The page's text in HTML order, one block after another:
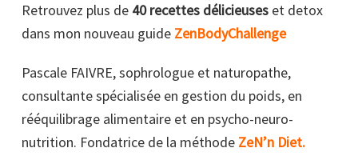
Retrouvez plus de 40 recettes délicieuses et detox
dans mon nouveau guide ZenBodyChallenge
Pascale FAIVRE, sophrologue et naturopathe,
consultante spécialisée en gestion du poids, en
rééquilibrage alimentaire et en psycho-neuro-
nutrition. Fondatrice de la méthode ZeN’n Diet.